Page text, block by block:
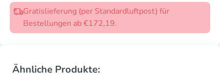
Gratislieferung (per Standardluftpost) für
Bestellungen ab €172,19.
Ähnliche Produkte: